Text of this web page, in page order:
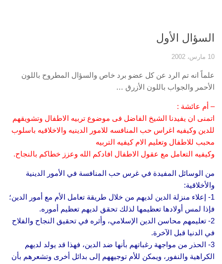
السؤال الأول
10 مارس، 2002
علماً انه تم الرد عن كل عضو برد خاص والسؤال المطروح باللون
الأحمر والجواب باللون الأزرق …
– أم عائشة :
اتمنى ان يفيدنا الشيخ الفاضل فى موضوع تربيه الاطفال وتشويقهم
للدين وكيفيه اغراس حب المنافسه للامور الدينيه والاخلاقيه باسلوب
محبب للاطفال وتعليم الام كيفيه التربيه
وكيفيه التعامل مع عقول الاطفال افادكم الله وعزز خطاكم بالنجاح.
من الوسائل المفيدة في غرس حب المنافسة في الأمور الدينية
والأخلاقية:
1- إعلاء منزلة الدين لديهم من خلال طريقة تعامل الأم مع أمور الدين؛
فإذا لمس أولادها تعظيمها لذلك تحقق لديهم تعظيم أموره.
2- تعليمهم محاسن الدين الإسلامي، وأثره في تحقيق النجاح والفلاح
في الدنيا قبل الآخرة.
3- الحذر من مواجهة رغباتهم بأنها ضد الدين، فهذا قد يولد لديهم
الكراهية والنفور، ويمكن للأم توجيههم إلى بدائل أخرى وتشعرهم بأن